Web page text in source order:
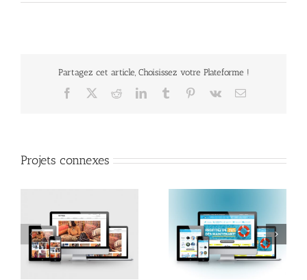
Partagez cet article, Choisissez votre Plateforme !
Facebook RedditLinkedInTumblr Pinterest
Vk Email
Projets connexes
Coolpool Cars de France